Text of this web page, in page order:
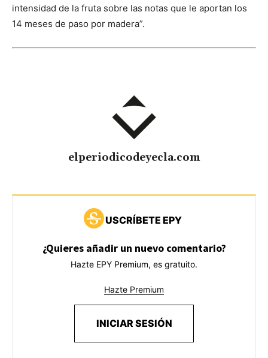
intensidad de la fruta sobre las notas que le aportan los
14 meses de paso por madera”.
elperiodicodeyecla.com
USCRÍBETE EPY
¿Quieres añadir un nuevo comentario?
Hazte EPY Premium, es gratuito.
Hazte Premium
INICIAR SESIÓN